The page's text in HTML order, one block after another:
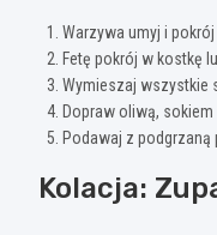
Warzywa umyj i pokrój
Fetę pokrój w kostkę
Wymieszaj wszystkie
Dopraw oliwą, sokiem
Podawaj z podgrzaną
Kolacja: